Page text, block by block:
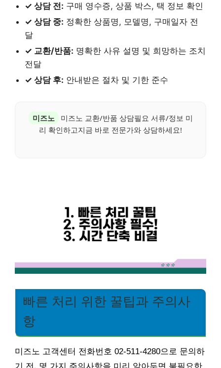
✓ 상담 전: 구매 영수증, 상품 박스, 택 정보 확인
✓ 상담 중: 정확한 상품명, 모델명, 구매일자 전
달
✓ 교환/반품: 명확한 사유 설명 및 희망하는 조치
전달
✓ 상담 후: 안내받은 절차 및 기한 준수
미즈노
미즈노 교환/반품 상담필요 서류/정보 미
리 확인하고지금 바로 전문가와 상담하세요!
빠른 처리 위한 꿀팁과 주의사
항
미즈노 고객센터 전화번호 02-511-4280으로 문의하